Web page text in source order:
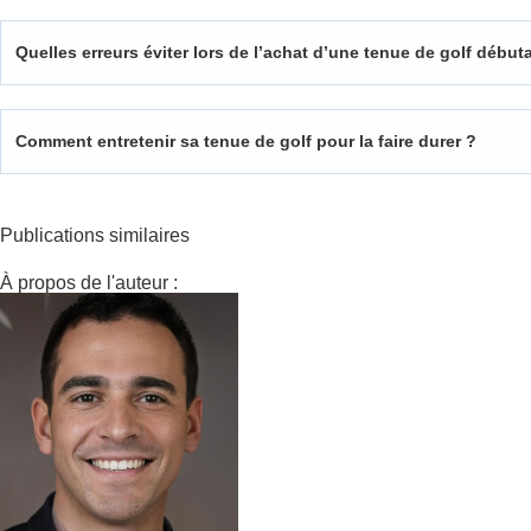
Quelles erreurs éviter lors de l’achat d’une tenue de golf
Comment entretenir sa tenue de golf pour la faire durer ?
Publications similaires
À propos de l'auteur :